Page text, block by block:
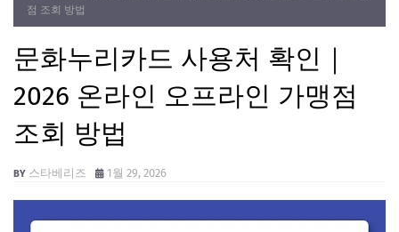
점 조회 방법
문화누리카드 사용처 확인｜
2026 온라인 오프라인 가맹점
조회 방법
스타베리즈 1월 29, 2026